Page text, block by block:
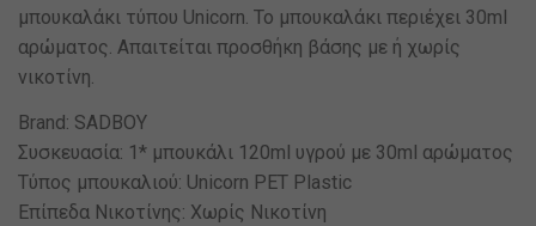
μπουκαλάκι τύπου Unicorn. Το μπουκαλάκι περιέχει 30ml
αρώματος. Απαιτείται προσθήκη βάσης με ή χωρίς
νικοτίνη.
Brand: SADBOY
Συσκευασία: 1* μπουκάλι 120ml υγρού με 30ml αρώματος
Τύπος μπουκαλιού: Unicorn PET Plastic
Επίπεδα Νικοτίνης: Χωρίς Νικοτίνη